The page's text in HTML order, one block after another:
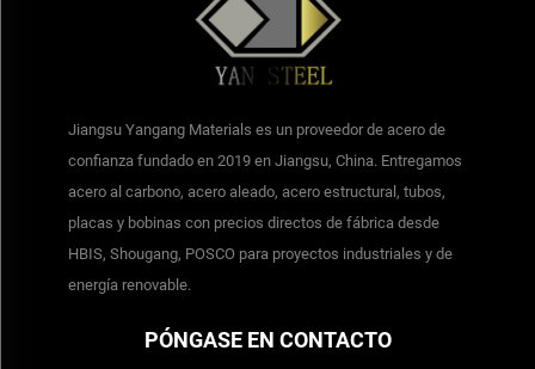
Jiangsu Yangang Materials es un proveedor de acero de
confianza fundado en 2019 en Jiangsu, China. Entregamos
acero al carbono, acero aleado, acero estructural, tubos,
placas y bobinas con precios directos de fábrica desde
HBIS, Shougang, POSCO para proyectos industriales y de
energía renovable.
PÓNGASE EN CONTACTO